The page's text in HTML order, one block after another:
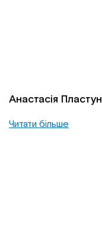
Анастасія Пластун
Читати більше